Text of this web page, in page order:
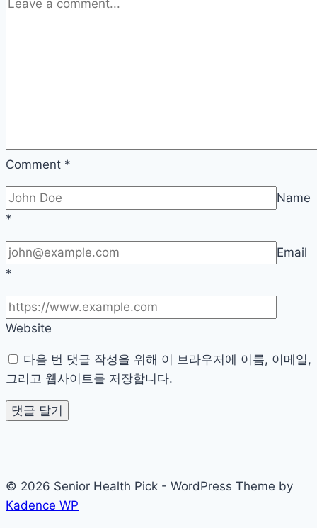
에!
Comment *
Name
*
Email
*
Website
다음 번 댓글 작성을 위해 이 브라우저에 이름, 이메일,
그리고 웹사이트를 저장합니다.
© 2026 Senior Health Pick - WordPress Theme by
Kadence WP